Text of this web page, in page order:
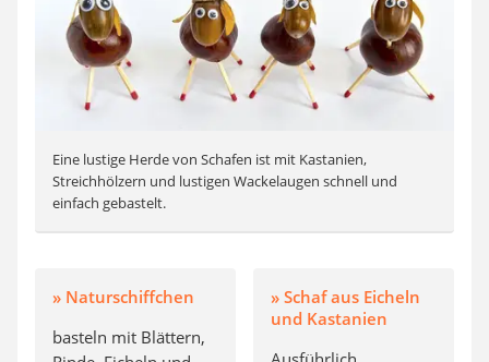
Eine lustige Herde von Schafen ist mit Kastanien,
Streichhölzern und lustigen Wackelaugen schnell und
einfach gebastelt.
» Naturschiffchen
basteln mit Blättern,
» Schaf aus Eicheln
und Kastanien